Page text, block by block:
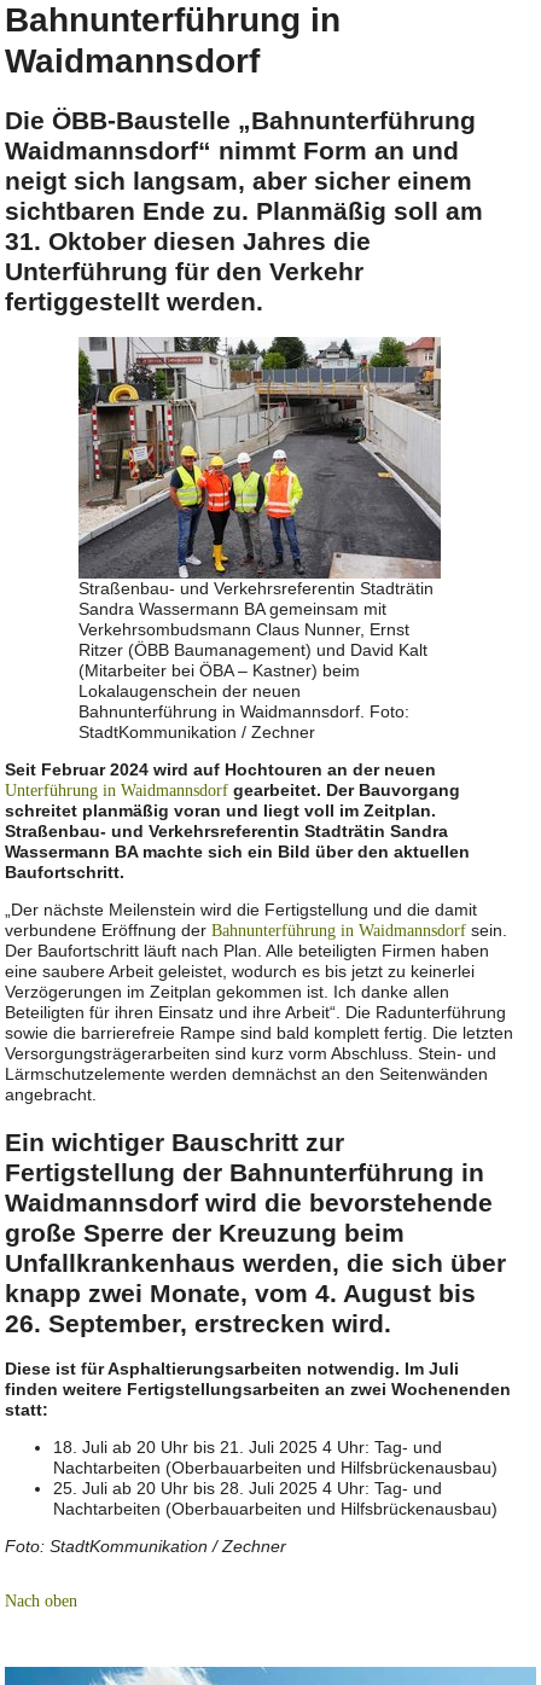
Bahnunterführung in
Waidmannsdorf
Die ÖBB-Baustelle „Bahnunterführung
Waidmannsdorf“ nimmt Form an und
neigt sich langsam, aber sicher einem
sichtbaren Ende zu. Planmäßig soll am
31. Oktober diesen Jahres die
Unterführung für den Verkehr
fertiggestellt werden.
Straßenbau- und Verkehrsreferentin Stadträtin
Sandra Wassermann BA gemeinsam mit
Verkehrsombudsmann Claus Nunner, Ernst
Ritzer (ÖBB Baumanagement) und David Kalt
(Mitarbeiter bei ÖBA – Kastner) beim
Lokalaugenschein der neuen
Bahnunterführung in Waidmannsdorf. Foto:
StadtKommunikation / Zechner
Seit Februar 2024 wird auf Hochtouren an der neuen
Unterführung in Waidmannsdorf gearbeitet. Der Bauvorgang
schreitet planmäßig voran und liegt voll im Zeitplan.
Straßenbau- und Verkehrsreferentin Stadträtin Sandra
Wassermann BA machte sich ein Bild über den aktuellen
Baufortschritt.
„Der nächste Meilenstein wird die Fertigstellung und die damit
verbundene Eröffnung derBahnunterführung in Waidmannsdorf sein.
Der Baufortschritt läuft nach Plan. Alle beteiligten Firmen haben
eine saubere Arbeit geleistet, wodurch es bis jetzt zu keinerlei
Verzögerungen im Zeitplan gekommen ist. Ich danke allen
Beteiligten für ihren Einsatz und ihre Arbeit“. Die Radunterführung
sowie die barrierefreie Rampe sind bald komplett fertig. Die letzten
Versorgungsträgerarbeiten sind kurz vorm Abschluss. Stein- und
Lärmschutzelemente werden demnächst an den Seitenwänden
angebracht.
Ein wichtiger Bauschritt zur
Fertigstellung der Bahnunterführung in
Waidmannsdorf wird die bevorstehende
große Sperre der Kreuzung beim
Unfallkrankenhaus werden, die sich über
knapp zwei Monate, vom 4. August bis
26. September, erstrecken wird.
Diese ist für Asphaltierungsarbeiten notwendig. Im Juli
finden weitere Fertigstellungsarbeiten an zwei Wochenenden
statt:
18. Juli ab 20 Uhr bis 21. Juli 2025 4 Uhr: Tag- und
Nachtarbeiten (Oberbauarbeiten und Hilfsbrückenausbau)
25. Juli ab 20 Uhr bis 28. Juli 2025 4 Uhr: Tag- und
Nachtarbeiten (Oberbauarbeiten und Hilfsbrückenausbau)
Foto: StadtKommunikation / Zechner
Nach oben